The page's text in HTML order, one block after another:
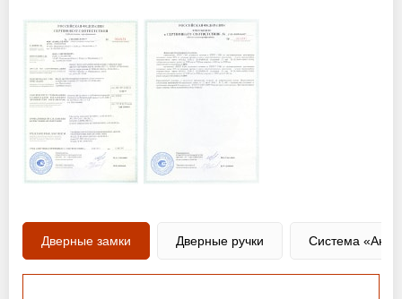
Дверные замки Дверные ручки Система